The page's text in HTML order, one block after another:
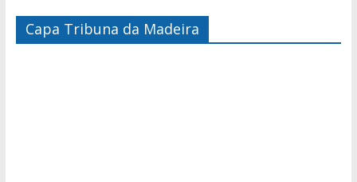
Capa Tribuna da Madeira